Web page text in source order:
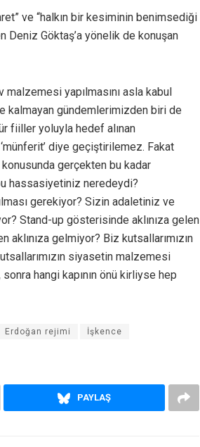
ve “halkın bir kesiminin benimsediği
Deniz Göktaş’a yönelik de konuşan
malzemesi yapılmasını asla kabul
kalmayan gündemlerimizden biri de
fiiller yoluyla hedef alınan
diye geçiştirilemez. Fakat
gerçekten bu kadar
hassasiyetiniz neredeydi?
gerekiyor? Sizin adaletiniz ve
Stand-up gösterisinde aklınıza gelen
aklınıza gelmiyor? Biz kutsallarımızın
siyasetin malzemesi
sonra hangi kapının önü kirliyse hep
Erdoğan rejimi İşkence
PAYLAŞ